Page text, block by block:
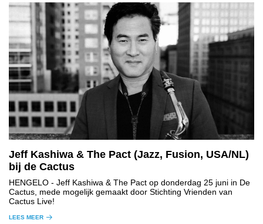
Jeff Kashiwa & The Pact (Jazz, Fusion, USA/NL)
bij de Cactus
HENGELO - Jeff Kashiwa & The Pact op donderdag 25 juni in De
Cactus, mede mogelijk gemaakt door Stichting Vrienden van
Cactus Live!
LEES MEER